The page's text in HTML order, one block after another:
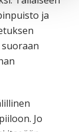
ja
Jo